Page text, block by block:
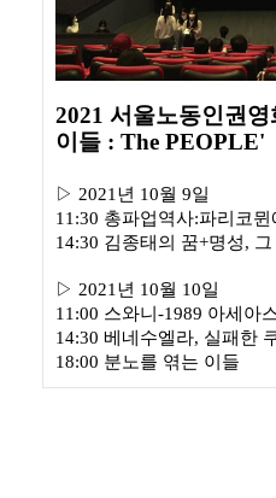
2021 서울노동인권
이들 : The PEOPLE'
▷ 2021년 10월 9일
11:30 총파업역사:파리코뮌
14:30 김종태의 꿈+명성,
▷ 2021년 10월 10일
11:00 스와니-1989 아세아
14:30 베네수엘라, 실패한
18:00 분노를 엮는 이들